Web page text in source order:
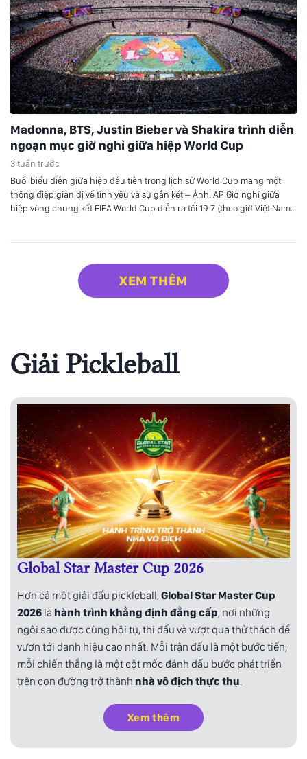
Madonna, BTS, Justin Bieber và Shakira trình diễn
ngoạn mục giờ nghỉ giữa hiệp World Cup
3 tuần trước
Buổi biểu diễn giữa hiệp đầu tiên trong lịch sử World Cup mang một
thông điệp giản dị về tình yêu và sự gắn kết – Ảnh: AP Giờ nghỉ giữa
hiệp vòng chung kết FIFA World Cup diễn ra tối 19-7 (theo giờ Việt Nam)
XEM THÊM
Giải Pickleball
Global Star Master Cup 2026
Hơn cả một giải đấu pickleball, Global Star Master Cup
2026 là hành trình khẳng định đẳng cấp, nơi những
ngôi sao được cùng hội tụ, thi đấu và vượt qua thử thách để
vươn tới danh hiệu cao nhất. Mỗi trận đấu là một bước tiến,
mỗi chiến thắng là một cột mốc đánh dấu bước phát triển
trên con đường trở thành nhà vô địch thực thụ.
Xem thêm